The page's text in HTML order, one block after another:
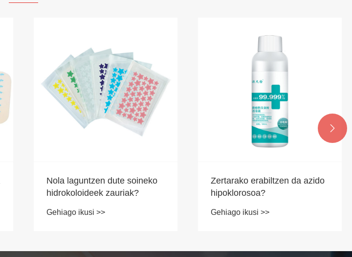
Nola laguntzen dute soineko
hidrokoloideek zauriak?
Gehiago ikusi >>
Zertarako erabiltzen da azido
hipoklorosoa?
Gehiago ikusi >>
